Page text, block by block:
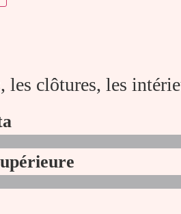
les clôtures, les